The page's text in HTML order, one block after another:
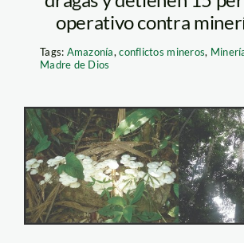
operativo contra
Tags: Amazonía,conflictos mineros,
Madre de Dios
Imprimir